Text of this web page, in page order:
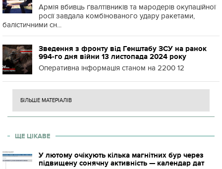
Армія вбивць ґвалтівників та мародерів окупаційної
росії завдала комбінованого удару ракетами,
балістичними сн...
Зведення з фронту від Генштабу ЗСУ на ранок
994-го дня війни 13 листопада 2024 року
Оперативна інформація станом на 2200 12
БІЛЬШЕ МАТЕРІАЛІВ
ЩЕ ЦІКАВЕ
У лютому очікують кілька магнітних бур через
підвищену сонячну активність — календар дат